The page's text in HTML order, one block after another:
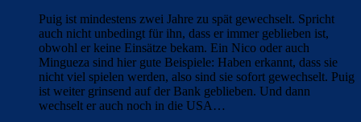
Puig ist mindestens zwei Jahre zu spät gewechselt. Spricht
auch nicht unbedingt für ihn, dass er immer geblieben ist,
obwohl er keine Einsätze bekam. Ein Nico oder auch
Mingueza sind hier gute Beispiele: Haben erkannt, dass sie
nicht viel spielen werden, also sind sie sofort gewechselt. Puig
ist weiter grinsend auf der Bank geblieben. Und dann
wechselt er auch noch in die USA…